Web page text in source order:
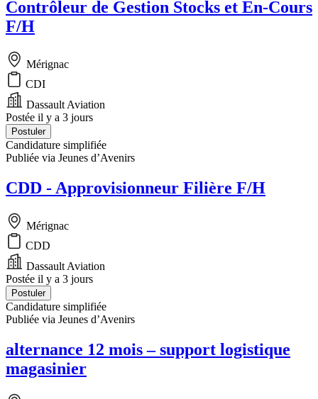
Contrôleur de Gestion Stocks et En-Cours
F/H
Mérignac
CDI
Dassault Aviation
Postée il y a 3 jours
Postuler
Candidature simplifiée
Publiée via Jeunes d’Avenirs
CDD - Approvisionneur Filière F/H
Mérignac
CDD
Dassault Aviation
Postée il y a 3 jours
Postuler
Candidature simplifiée
Publiée via Jeunes d’Avenirs
alternance 12 mois – support logistique
magasinier